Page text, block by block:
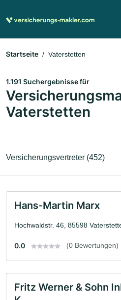
Startseite Vaterstetten
1.191 Suchergebnisse für
Vaterstetten
Versicherungsvertreter (452)
Hans-Martin Marx
Hochwaldstr. 46, 85598
0.0 (0 Bewertungen)
Fritz Werner & Sohn